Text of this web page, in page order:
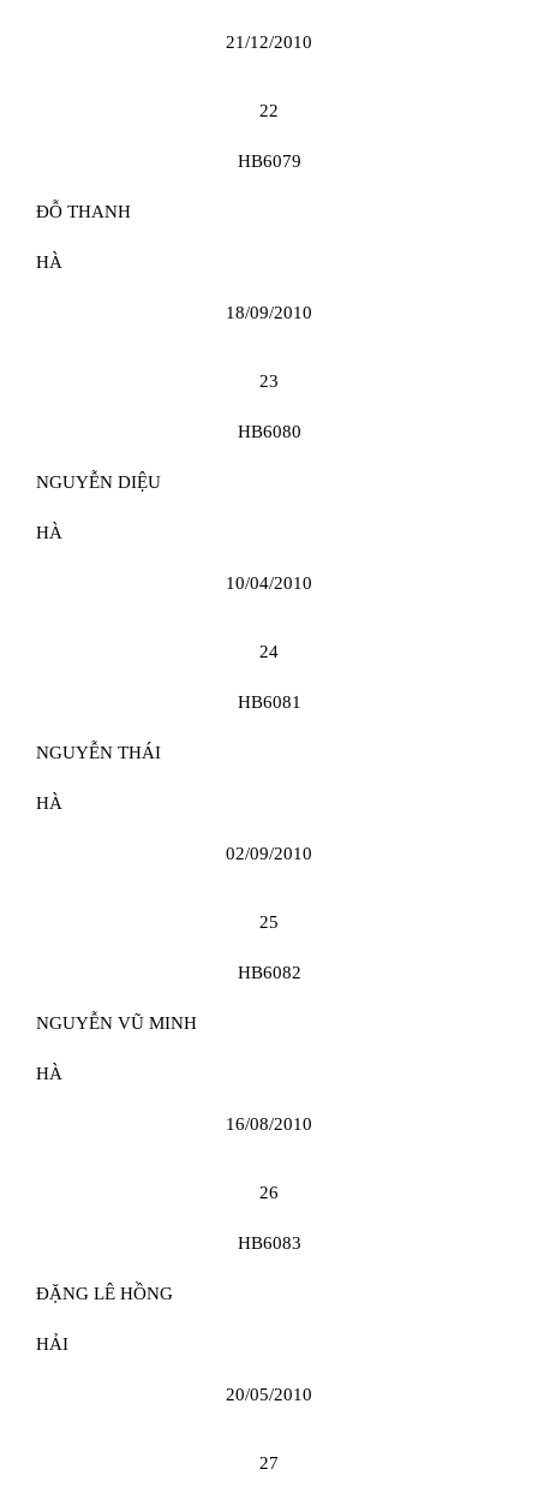
21/12/2010
22
HB6079
ĐỖ THANH
HÀ
18/09/2010
23
HB6080
NGUYỄN DIỆU
HÀ
10/04/2010
24
HB6081
NGUYỄN THÁI
HÀ
02/09/2010
25
HB6082
NGUYỄN VŨ MINH
HÀ
16/08/2010
26
HB6083
ĐẶNG LÊ HỒNG
HẢI
20/05/2010
27